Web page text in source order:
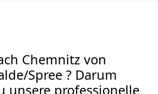
Chemnitz von
Spree ? Darum
unsere professionelle